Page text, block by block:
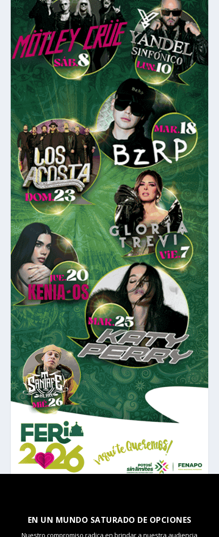
EN UN MUNDO SATURADO DE OPCIONES
Nuestro compromiso radica en brindar a nuestra audiencia